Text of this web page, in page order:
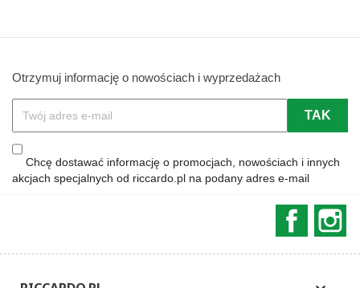
Otrzymuj informację o nowościach i wyprzedażach
Chcę dostawać informację o promocjach, nowościach i innych
akcjach specjalnych od riccardo.pl na podany adres e-mail